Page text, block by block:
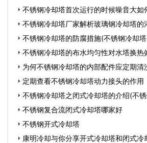
不锈钢冷却塔首次运行的时候噪音大如
大 不锈钢冷却塔厂家解析玻璃钢冷却塔的
(3500立
不锈钢冷却塔的防腐措施(不锈钢冷却
不锈钢冷却塔的布水均匀性对水塔换热
璃 为何不锈钢冷却塔的内部配件应定期清
壁 定期查看不锈钢冷却塔动力接头的作用
不锈钢冷却塔之闭式冷却塔的介绍(不
不锈钢复合流闭式冷却塔哪家好
不锈钢开式冷却塔
康明冷却与你分享开式冷却塔和闭式冷